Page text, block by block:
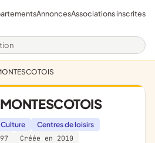
AnnoncesAssociations inscrites
Culture
Centres de loisirs
Créée en 2010